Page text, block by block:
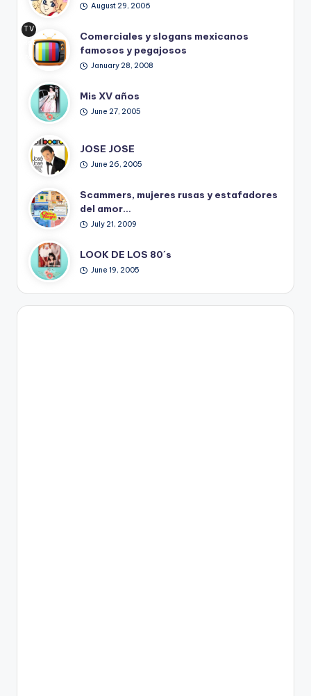
August 29, 2006
TV
Ret
ro
Comerciales y slogans mexicanos
famosos y pegajosos
January 28, 2008
Mis XV años
June 27, 2005
JOSE JOSE
June 26, 2005
Scammers, mujeres rusas y estafadores
del amor…
July 21, 2009
LOOK DE LOS 80´s
June 19, 2005